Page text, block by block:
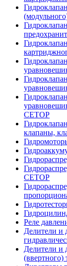
CETOP
клапаны,
СЕТОР
Реле
Делители и
Делители и
(ввертного)